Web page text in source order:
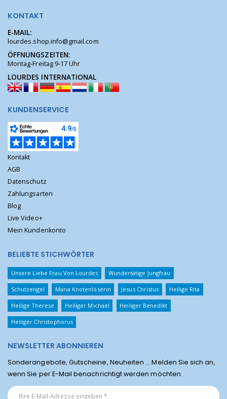
KONTAKT
E-MAIL:
lourdes.shop.info@gmail.com
ÖFFNUNGSZEITEN:
Montag-Freitag 9-17 Uhr
LOURDES INTERNATIONAL
KUNDENSERVICE
Kontakt
AGB
Datenschutz
Zahlungsarten
Blog
Live Video+
Mein Kundenkonto
BELIEBTE STICHWÖRTER
Unsere Liebe Frau Von Lourdes Wundertätige Jungfrau
Schutzengel Maria Knotenlöserin Jesus Christus Heilige Rita
Heilige Therese Heiliger Michael Heiliger Benedikt
Heiliger Christophorus
NEWSLETTER ABONNIEREN
Sonderangebote, Gutscheine, Neuheiten ... Melden Sie sich an,
wenn Sie per E-Mail benachrichtigt werden möchten.